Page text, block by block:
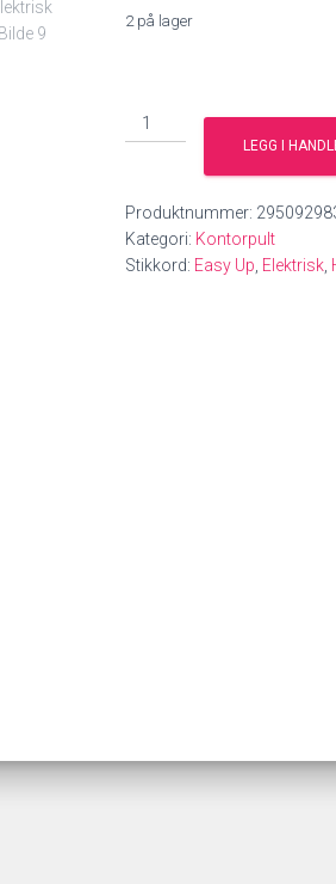
2 på lager
NYE
Easy
hev/senk
pulter
antall
LEGG I
Produktnummer:
Kategori: Kontorpult
Stikkord: Easy Up Elektrisk